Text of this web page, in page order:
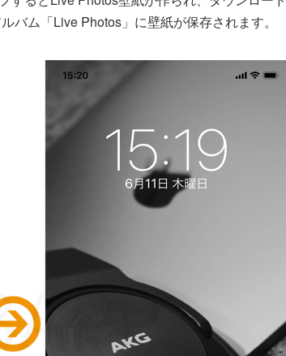
バム「Live Photos」に壁紙が保存されます。